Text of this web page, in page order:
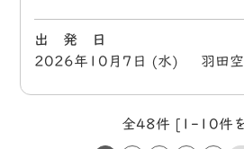
出 発 日
2026年10月7日 (水) 羽田空
全48件 [1-10件